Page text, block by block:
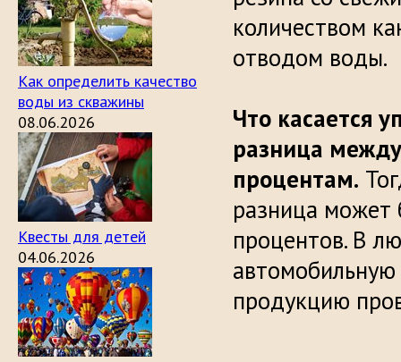
Как определить качество
воды из скважины
08.06.2026
Квесты для детей
04.06.2026
количеством
отводом воды.
Что касается
разница
процентам.
разница может
процентов. В
продукцию